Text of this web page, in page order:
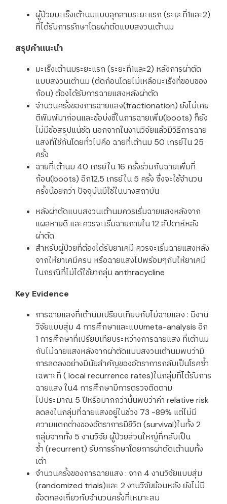
ผู้ป่วยมะเร็งเต้านมแบบลุกลามระยะแรก (ระยะที่1และ2)
ที่ได้รับการรักษาโดยผ่าตัดแบบสงวนเต้านม
สรุปคำแนะนำ
มะเร็งเต้านมระยะแรก (ระยะที่1และ2) หลังการผ่าตัด
แบบสงวนเต้านม (ตัดก้อนโดยไม่เหลือมะเร็งที่ขอบของ
ก้อน) ต้องได้รับการฉายแสงหลังผ่าตัด
จำนวนครั้งของการฉายแสง(fractionation) ยังไม่เคย
ตีพิมพ์มาก่อนและข้อบ่งชี้ในการฉายเพิ่ม(boots) ก็ยัง
ไม่มีข้อสรุปแน่ชัด นอกจากในงานวิจัยแล้วมีวิธีการฉาย
แสงที่ใช้กันโดยทั่วไปคือ ฉายที่เต้านม 50 เกรย์ใน 25
ครั้ง
ฉายที่เต้านม 40 เกรย์ใน 16 ครั้งร่วมกับฉายเพิ่มที่
ก้อน(boots) อีก12.5 เกรย์ใน 5 ครั้ง ซึ่งจะใช้จำนวน
ครั้งน้อยกว่า ปัจจุบันมีใช้ในบางสถาบัน
หลังผ่าตัดแบบสงวนเต้านมควรเริ่มฉายแสงหลังจาก
แผลหายดี และควรจะเริ่มฉายภายใน 12 สัปดาห์หลัง
ผ่าตัด
สำหรับผู้ป่วยที่ต้องได้รับยาเคมี ควรจะเริ่มฉายแสงหลัง
จากให้ยาเคมีครบ หรือฉายแสงไปพร้อมๆกับให้ยาเคมี
ในกรณีที่ไม่ได้ใช้ยากลุ่ม anthracycline
Key Evidence
การฉายแสงที่เต้านมเปรียบเทียบกับไม่ฉายแสง : มีงาน
วิจัยแบบสุ่ม 4 การศึกษาและแบบmeta-analysis อีก
1 การศึกษาที่เปรียบเทียบระหว่างการฉายแสง ที่เต้านม
กับไม่ฉายแสงหลังจากผ่าตัดแบบสงวนเต้านมพบว่ามี
การลดลงอย่างมีนัยสำคัญของอัตราการกลับเป็นโรคซ้ำ
เฉพาะที่ ( local recurrence rates)ในกลุ่มที่ได้รับการ
ฉายแสง ใน4 การศึกษามีการตรวจติดตาม
ไปประมาณ 5 ปีหรือมากกว่านั้นพบว่าค่า relative risk
ลดลงในกลุ่มที่ฉายแสงอยู่ในช่วง 73 -89% แต่ไม่มี
ความแตกต่างของอัตราการมีชีวิต (survival)ในทั้ง 2
กลุ่มจากทั้ง 5 งานวิจัย ผู้ป่วยส่วนใหญ่ที่กลับเป็น
ซ้ำ (recurrent) รับการรักษาโดยการผ่าตัดเต้านมทั้ง
เต้า
จำนวนครั้งของการฉายแสง : จาก 4 งานวิจัยแบบสุ่ม
(randomized trials)และ 2 งานวิจัยย้อนหลัง ยังไม่มี
ข้อตกลงเกี่ยวกับจำนวนครั้งที่เหมาะสม